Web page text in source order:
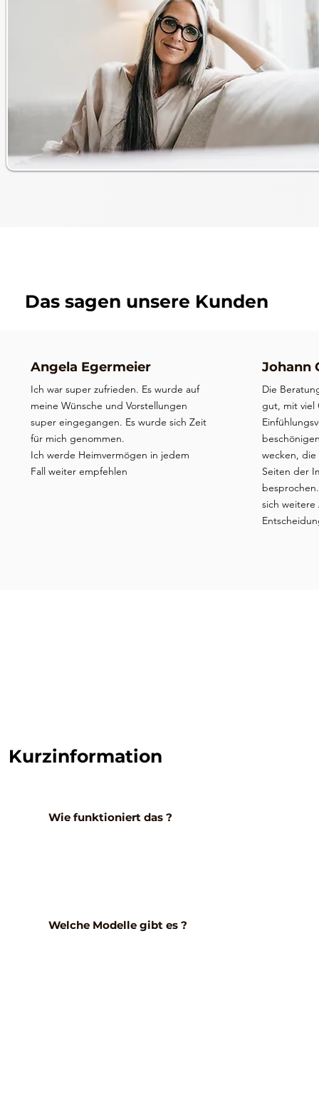
Das sagen unsere Kunden
Angela Egermeier
Ich war super zufrieden. Es wurde auf
meine Wünsche und Vorstellungen
super eingegangen. Es wurde sich Zeit
für mich genommen.
Ich werde Heimvermögen in jedem
Fall weiter empfehlen
Johann
Die
gut, mit viel
wecken,
Seiten der
sich
Kurzinformation
Wie funktioniert das ?
Welche Modelle gibt es ?